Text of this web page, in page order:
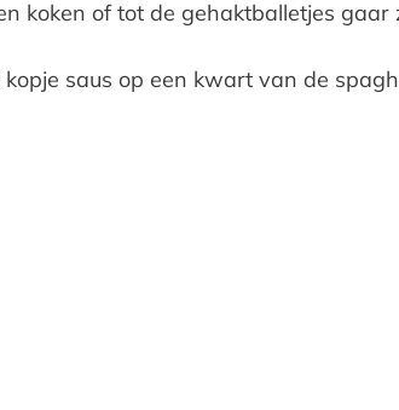
koken of tot de gehaktballetjes gaar
saus op een kwart van de